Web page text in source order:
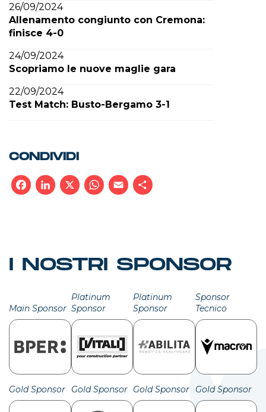
26/09/2024
Allenamento congiunto con Cremona:
finisce 4-0
24/09/2024
Scopriamo le nuove maglie gara
22/09/2024
Test Match: Busto-Bergamo 3-1
CONDIVIDI
I NOSTRI SPONSOR
Main Sponsor
Platinum
Sponsor
Platinum
Sponsor
Sponsor
Tecnico
Gold Sponsor Gold Sponsor Gold Sponsor Gold Sponsor